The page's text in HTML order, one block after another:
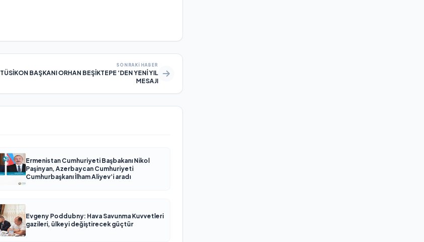
SONRAKI HABER
TÜSİKON BAŞKANI ORHAN BEŞİKTEPE ‘DEN YENİ YIL
MESAJI
Ermenistan Cumhuriyeti Başbakanı Nikol
Paşinyan, Azerbaycan Cumhuriyeti
Cumhurbaşkanı İlham Aliyev’i aradı
Evgeny Poddubny: Hava Savunma Kuvvetleri
gazileri, ülkeyi değiştirecek güçtür